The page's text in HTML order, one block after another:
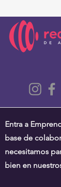
Entra a
base de
necesitamos
bien en